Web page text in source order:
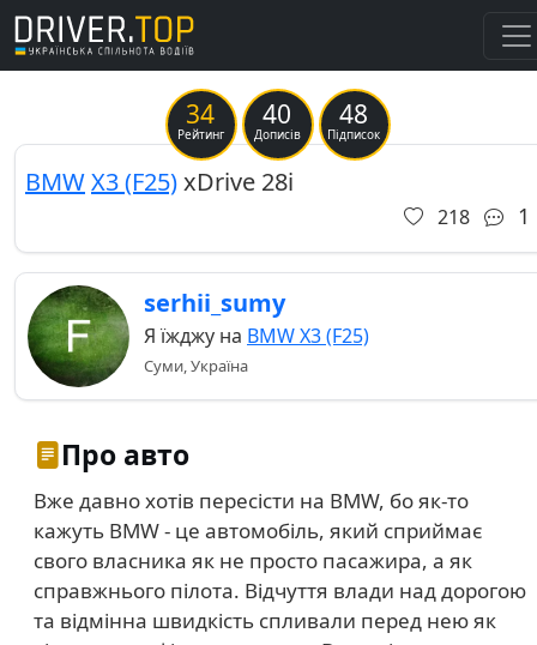
34
Рейтинг
40
Дописів
48
Підписок
Previous
BMWX3 (F25)xDrive 28і
218 1
serhii_sumy
Я їжджу на BMW X3 (F25)
Суми, Україна
Про авто
Вже давно хотів пересісти на BMW, бо як-то
кажуть BMW - це автомобіль, який сприймає
свого власника як не просто пасажира, а як
справжнього пілота. Відчуття влади над дорогою
та відмінна швидкість спливали перед нею як